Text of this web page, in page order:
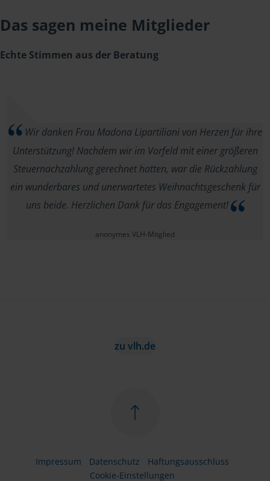
Das sagen meine Mitglieder
Echte Stimmen aus der Beratung
Wir danken Frau Madona Lipartiliani von Herzen für ihre
Unterstützung! Nachdem wir im Vorfeld mit einer größeren
Steuernachzahlung gerechnet hatten, war die Rückzahlung
ein wunderbares und unerwartetes Weihnachtsgeschenk für
uns beide. Herzlichen Dank für das Engagement!
anonymes VLH-Mitglied
zu vlh.de
Impressum Datenschutz
Haftungsausschluss
Cookie-Einstellungen